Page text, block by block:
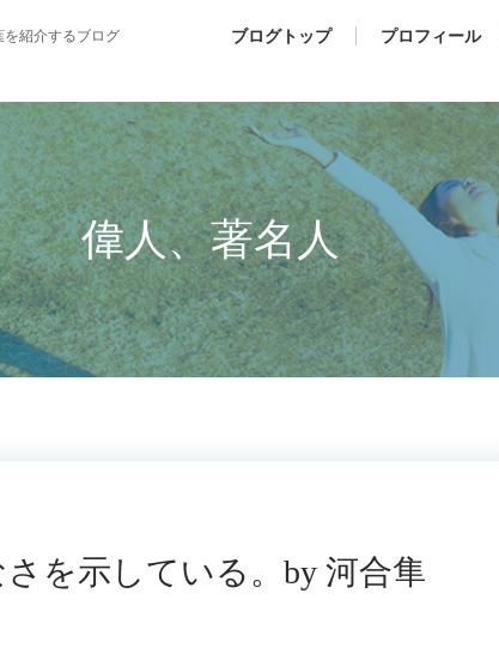
紹介するブログ ブログトップ プロフィール
偉人、著名人
を示している。by 河合隼